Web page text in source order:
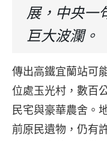
展，中央一
巨大波瀾。
傳出高鐵宜蘭站可
位處玉光村，數百
民宅與豪華農舍。
前原民遺物，仍有